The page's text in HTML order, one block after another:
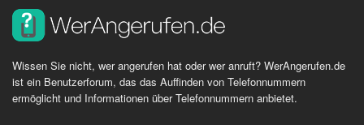
Wissen Sie nicht, wer angerufen hat oder wer anruft? WerAngerufen.de
ist ein Benutzerforum, das das Auffinden von Telefonnummern
ermöglicht und Informationen über Telefonnummern anbietet.